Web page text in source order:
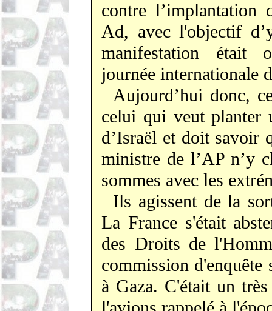
contre l’implantation
Ad, avec l'objectif
manifestation était
journée internationale
Aujourd’hui donc,
celui qui veut planter
d’Israël et doit savoir
ministre de l’AP n’y
sommes avec les
Ils agissent de la
La France s'était
des Droits de
commission d'enquête
à Gaza. C'était un